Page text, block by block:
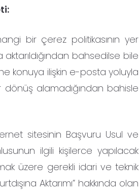
bir çerez politikasının yer
bahsedilse bile
konuya ilişkin e-posta yoluyla
alamadığından bahisle
sitesinin Başvuru Usul ve
ilgili kişilerce yapılacak
üzere gerekli idari ve teknik
Aktarımı” hakkında olan